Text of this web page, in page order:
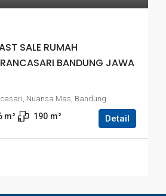
SALE RUMAH
BANDUNG JAWA
Nuansa Mas, Bandung
m² 190 m² Detail